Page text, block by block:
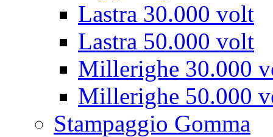
Lastra 30.000 volt
Lastra 50.000 volt
Millerighe 30.000
Millerighe 50.000
Stampaggio Gomma